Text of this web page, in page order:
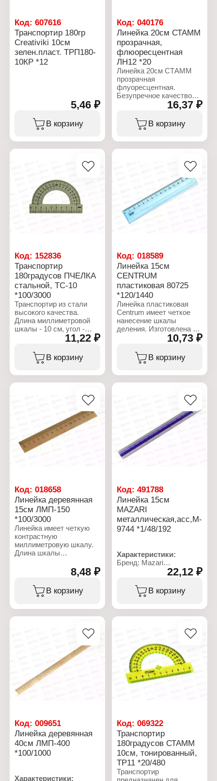
Код: 607616
Транспортир 180гр
Creativiki 10см
зелен.пласт. ТРП180-
10КР *12
5,46 ₽
В корзину
Код:040176
Линейка 20см СТАММ
прозрачная,
флюоресцентная
ЛН12 *20
Линейка 20см СТАММ
прозрачная
флуоресцентная.
Безупречное качество
пластика, безопасные
закругленные углы,
легкий корпус. Ровная
четкая миллиметровая
Тип товара: Линейка
Цвет: прозрачная,
флуоресцентная
Длина: 20 см
Материал: пластиковая
16,37 ₽
В корзину
Код: 152836
Транспортир
180градусов ПЧЕЛКА
стальной, ТС-10
*100/3000
Транспортир из стали
высокого качества.
Длина миллиметровой
шкалы - 10 см, угол -
180°. Предназначен для
чертежных работ.
Тип товара: Линейка
Окружность: 180
градусов
Длина: 10 см
Материал: стальной
11,22 ₽
В корзину
Код:018589
Линейка 15см
CENTRUM
пластиковая 80725
*120/1440
Линейка пластиковая
Centrum имеет четкое
нанесение шкалы
деления. Изготовлена из
прозрачного пластика, в
состав которого входят
нетоксичные,
безопасные для
использование изделия,
предотвратив стирание
чернил. Длина - 15 см.
Цвета в ассортименте.
Характеристики:
Бренд: Centrum
Артикул: 80725
Длина: 15 см
Материал: пластиковая
10,73 ₽
В корзину
Код: 018658
Линейка деревянная
15см ЛМП-150
*100/3000
Линейка имеет четкую
контрастную
миллиметровую шкалу.
Длина шкалы
Изготовлена из самого
экологически чистого
материала - дерева.
Артикул: ЛМП-150
Тип товара: Линейка
Материал: деревянная
8,48 ₽
В корзину
Код:491788
Линейка 15см
MAZARI
металлическая,асс,M-
9744 *1/48/192
Характеристики:
Бренд: Mazari
Артикул: M-9744
Тип товара: Линейка
Цвет: 6 цветов в
ассортименте
двусторонняя (см, дюйм)
22,12 ₽
В корзину
Код: 009651
Линейка деревянная
40см ЛМП-400
*100/1000
Характеристики:
Код:069322
Транспортир
180градусов СТАММ
10см, тонированный,
ТР11 *20/480
Транспортир